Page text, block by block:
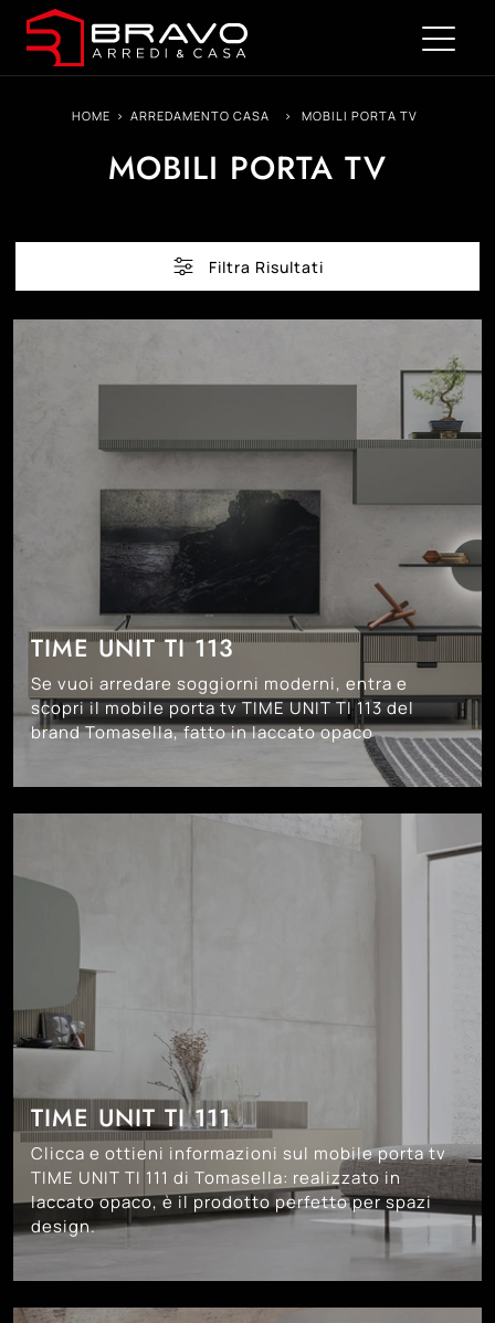
HOME > ARREDAMENTO CASA > MOBILI PORTA TV
MOBILI PORTA TV
Filtra Risultati
TIME UNIT TI 113
Se vuoi arredare soggiorni moderni, entra e
scopri il mobile porta tv TIME UNIT TI 113 del
brand Tomasella, fatto in laccato opaco
TIME UNIT TI 111
Clicca e ottieni informazioni sul mobile porta tv
TIME UNIT TI 111 di Tomasella: realizzato in
laccato opaco, è il prodotto perfetto per spazi
design.